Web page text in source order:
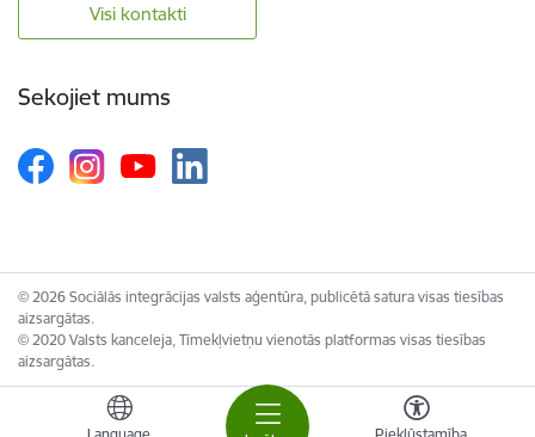
Language Piekļūstamība
Visi kontakti
Sekojiet mums
© 2026 Sociālās integrācijas valsts aģentūra, publicētā satura visas tiesības
aizsargātas.
© 2020 Valsts kanceleja, Tīmekļvietņu vienotās platformas visas tiesības
aizsargātas.